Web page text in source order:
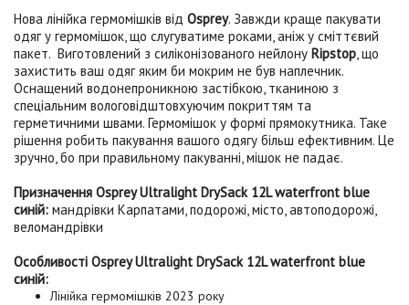
Нова лінійка гермомішків від Osprey. Завжди краще пакувати
одяг у гермомішок, що слугуватиме роками, аніж у сміттєвий
пакет. Виготовлений з силіконізованого нейлону Ripstop , що
захистить ваш одяг яким би мокрим не був наплечник.
Оснащений водонепроникною застібкою, тканиною з
спеціальним вологовідштовхуючим покриттям та
герметичними швами. Гермомішок у формі прямокутника. Таке
рішення робить пакування вашого одягу більш ефективним. Це
зручно, бо при правильному пакуванні, мішок не падає.
Призначення Osprey Ultralight DrySack 12L waterfront blue
синій: мандрівки Карпатами, подорожі, місто, автоподорожі,
веломандрівки
Особливості Osprey Ultralight DrySack 12L waterfront blue
синій:
Лінійка гермомішків 2023 року